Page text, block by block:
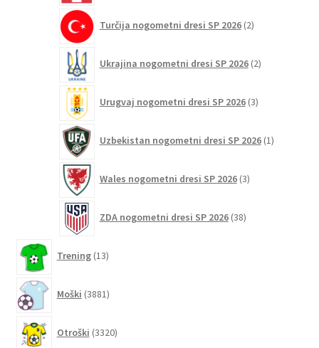
Turčija nogometni dresi SP 2026 2izdelka
Ukrajina nogometni dresi SP 2026 2izdelka
Urugvaj nogometni dresi SP 2026 3izdelki
Uzbekistan nogometni dresi SP 2026 1izdelek
Wales nogometni dresi SP 2026 3izdelki
ZDA nogometni dresi SP 2026 38izdelkov
Trening 13izdelkov
Moški 3881izdelkov
Otroški 3320izdelkov